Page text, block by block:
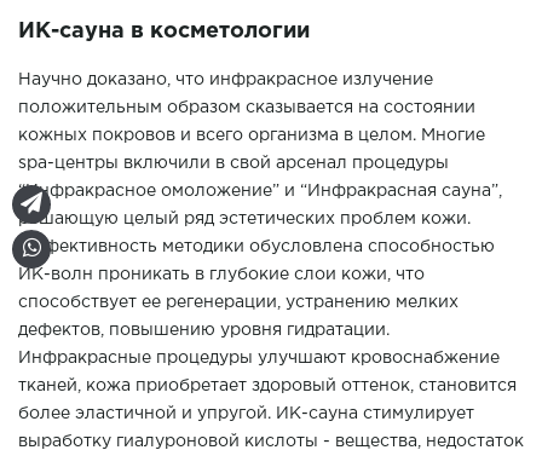
ИК-сауна в косметологии
Научно доказано, что инфракрасное излучение
положительным образом сказывается на состоянии
кожных покровов и всего организма в целом. Многие
spa-центры включили в свой арсенал процедуры
“Инфракрасное омоложение” и “Инфракрасная сауна”,
решающую целый ряд эстетических проблем кожи.
Эффективность методики обусловлена способностью
ИК-волн проникать в глубокие слои кожи, что
способствует ее регенерации, устранению мелких
дефектов, повышению уровня гидратации.
Инфракрасные процедуры улучшают кровоснабжение
тканей, кожа приобретает здоровый оттенок, становится
более эластичной и упругой. ИК-сауна стимулирует
выработку гиалуроновой кислоты - вещества, недостаток